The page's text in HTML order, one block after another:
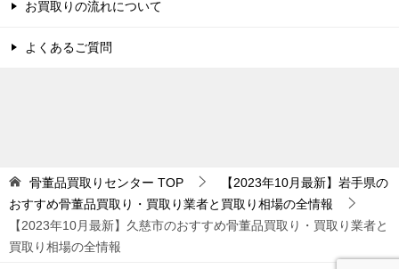
お買取りの流れについて
よくあるご質問
骨董品買取りセンター TOP
【2023年10月最新】岩手県の
おすすめ骨董品買取り・買取り業者と買取り相場の全情報
【2023年10月最新】久慈市のおすすめ骨董品買取り・買取り業者と
買取り相場の全情報